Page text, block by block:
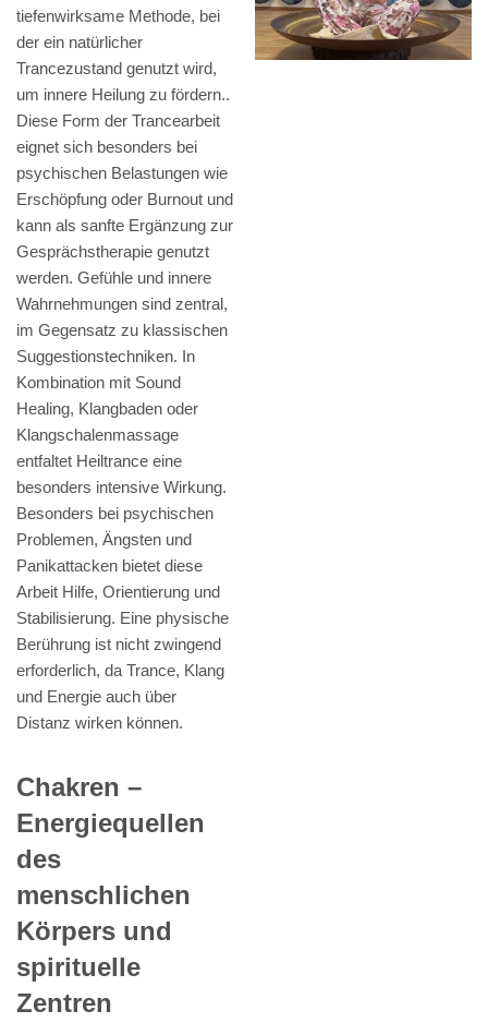
tiefenwirksame Methode, bei
der ein natürlicher
Trancezustand genutzt wird,
um innere Heilung zu fördern..
Diese Form der Trancearbeit
eignet sich besonders bei
psychischen Belastungen wie
Erschöpfung oder Burnout und
kann als sanfte Ergänzung zur
Gesprächstherapie genutzt
werden. Gefühle und innere
Wahrnehmungen sind zentral,
im Gegensatz zu klassischen
Suggestionstechniken. In
Kombination mit Sound
Healing, Klangbaden oder
Klangschalenmassage
entfaltet Heiltrance eine
besonders intensive Wirkung.
Besonders bei psychischen
Problemen, Ängsten und
Panikattacken bietet diese
Arbeit Hilfe, Orientierung und
Stabilisierung. Eine physische
Berührung ist nicht zwingend
erforderlich, da Trance, Klang
und Energie auch über
Distanz wirken können.
Chakren –
Energiequellen
des
menschlichen
Körpers und
spirituelle
Zentren